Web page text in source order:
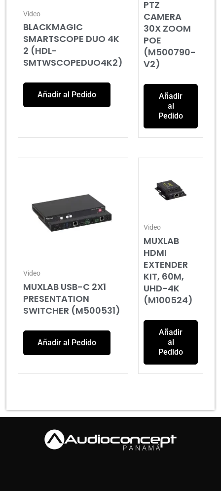
Video
BLACKMAGIC
SMARTSCOPE DUO 4K
2 (HDL-
SMTWSCOPEDUO4K2)
Añadir al Pedido
PTZ
CAMERA
30X ZOOM
POE
(M500790-
V2)
Añadir
al
Pedido
Video
MUXLAB USB-C 2X1
PRESENTATION
SWITCHER (M500531)
Añadir al Pedido
Video
MUXLAB
HDMI
EXTENDER
KIT, 60M,
UHD-4K
(M100524)
Añadir
al
Pedido